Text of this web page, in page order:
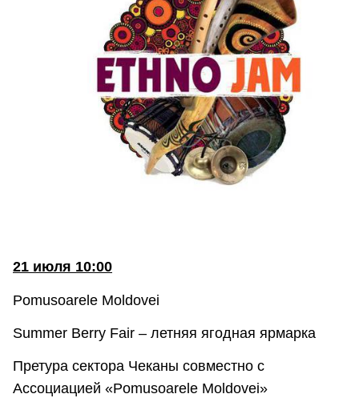
21 июля 10:00
Pomusoarele Moldovei
Summer Berry Fair – летняя ягодная ярмарка
Претура сектора Чеканы совместно с
Ассоциацией «Pomusoarele Moldovei»